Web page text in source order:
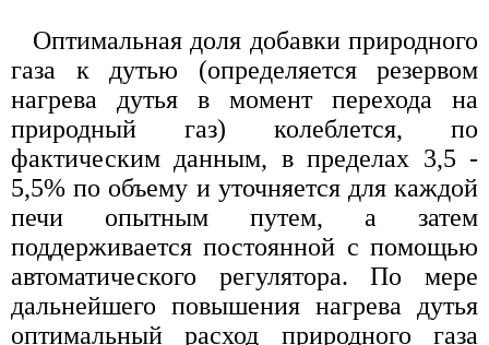
Оптимальная доля добавки природного
газа к дутью (определяется резервом
нагрева дутья в момент перехода на
природный газ) колеблется, по
фактическим данным, в пределах 3,5 -
5,5% по объему и уточняется для каждой
печи опытным путем, а затем
поддерживается постоянной с помощью
автоматического регулятора. По мере
дальнейшего повышения нагрева дутья
оптимальный расход природного газа